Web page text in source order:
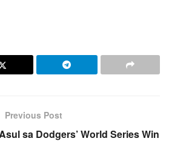
Previous Post
sa Dodgers’ World Series Win